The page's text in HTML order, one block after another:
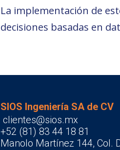
La implementación de
decisiones basadas en
SIOS Ingeniería SA de CV
clientes@sios.mx
+52 (81) 83 44 18 81
Manolo Martínez 144, Col.